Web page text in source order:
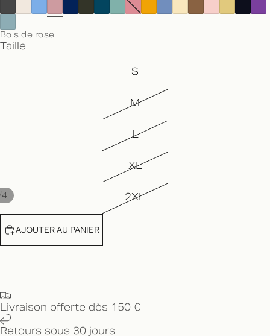
4
Bois de rose
Taille
S
M
L
XL
2XL
AJOUTER AU PANIER
Livraison offerte dès 150 €
Retours sous 30 jours